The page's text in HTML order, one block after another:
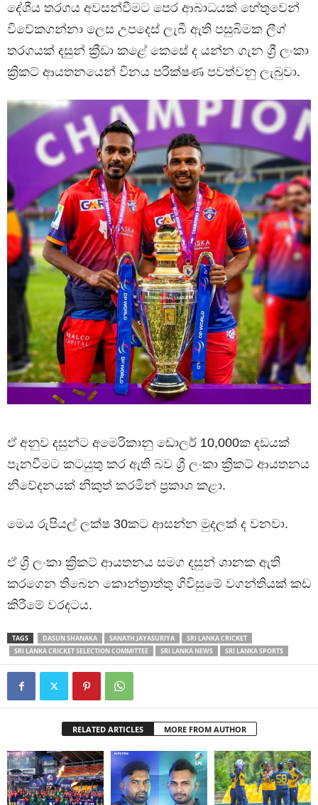
දේශීය තරගය අවසන්වීමට පෙර ආබාධයක් හේතුවෙන්
විවේකගන්නා ලෙස උපදෙස් ලැබී ඇති පසුබිමක ලීග්
තරගයක් දසුන් ක්‍රීඩා කළේ කෙසේ ද යන්න ගැන ශ්‍රී ලංකා
ක්‍රිකට් ආයතනයෙන් විනය පරික්ෂණ පවත්වනු ලැබුවා.
ඒ අනුව දසුන්ට අමෙරිකානු ඩොලර් 10,000ක දඩයක්
පැනවීමට කටයුතු කර ඇති බව ශ්‍රී ලංකා ක්‍රිකට් ආයතනය
නිවේදනයක් නිකුත් කරමින් ප්‍රකාශ කළා.
මෙය රුපියල් ලක්ෂ 30කට ආසන්න මුදලක් ද වනවා.
ඒ ශ්‍රී ලංකා ක්‍රිකට් ආයතනය සමග දසුන් ශානක ඇති
කරගෙන තිබෙන කොන්ත්‍රාත්තු ගිවිසුමේ වගන්තියක් කඩ
කිරීමේ වරදටය.
TAGS DASUN SHANAKA SANATH JAYASURIYA
SRI LANKA CRICKET
SRI LANKA CRICKET SELECTION COMMITTEE
SRI LANKA NEWS SRI LANKA SPORTS
RELATED ARTICLES MORE FROM AUTHOR